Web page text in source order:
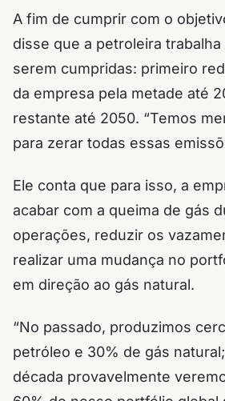
A fim de cumprir com o
disse que a petroleira trabalha
serem cumpridas: primeiro
da empresa pela metade até
restante até 2050. “Temos
para zerar todas essas
Ele conta que para isso, a
acabar com a queima de gás
operações, reduzir os
realizar uma mudança no
em direção ao gás natural.
“No passado, produzimos
petróleo e 30% de gás
década provavelmente